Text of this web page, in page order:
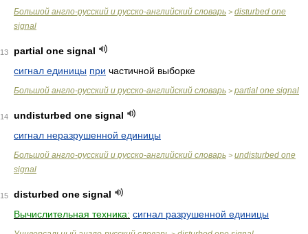
Большой англо-русский и русско-английский словарь > disturbed one
signal
13
partial one signal
сигнал единицы при частичной выборке
Большой англо-русский и русско-английский словарь > partial one signal
14
undisturbed one signal
сигнал неразрушенной единицы
Большой англо-русский и русско-английский словарь > undisturbed one
signal
15
disturbed one signal
Вычислительная техника: сигнал разрушенной единицы